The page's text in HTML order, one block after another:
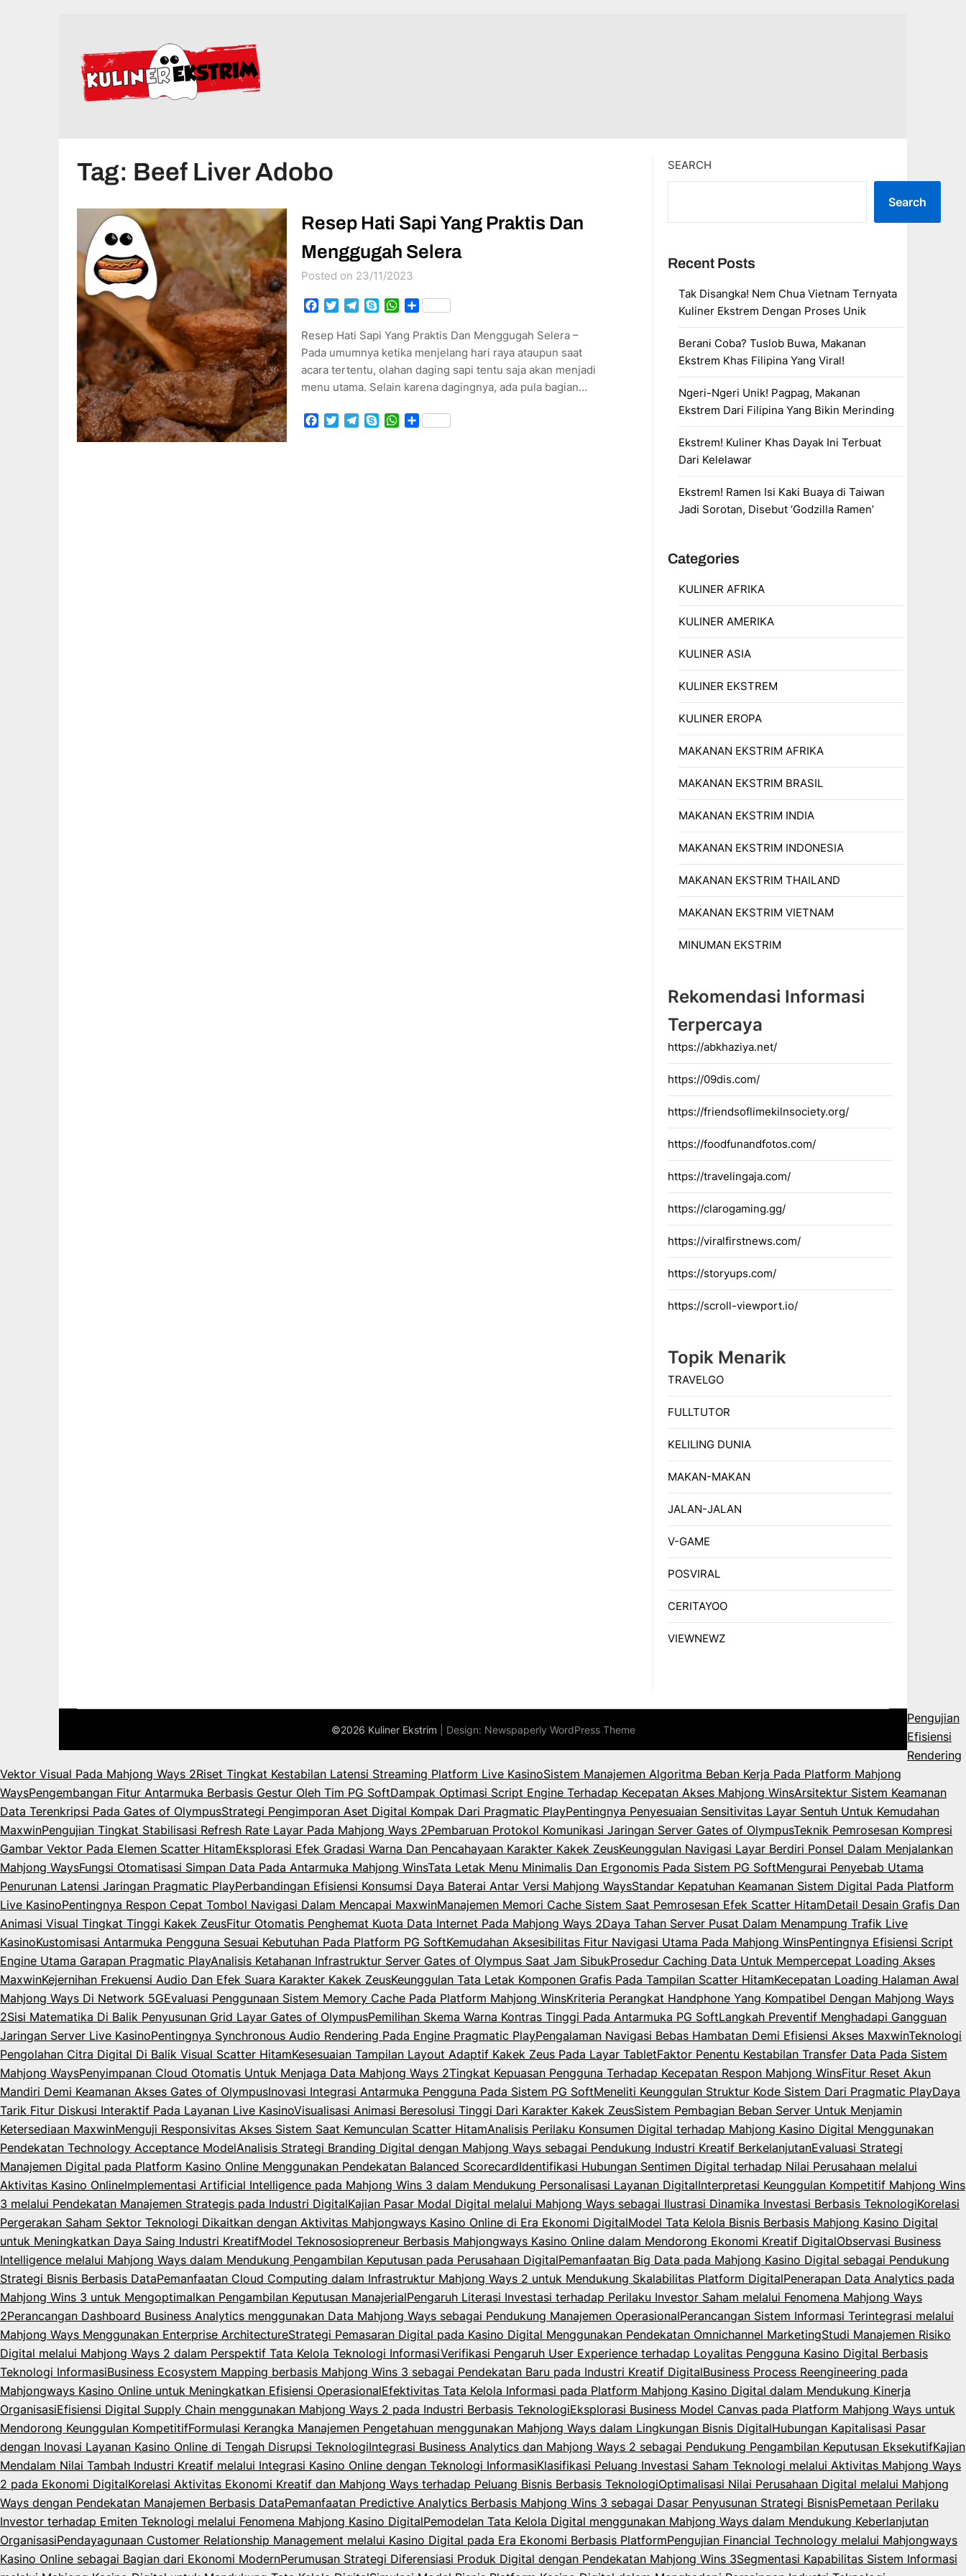
Tag: Beef Liver Adobo
Resep Hati Sapi Yang Praktis Dan
Menggugah Selera
Posted on 23/11/2023
Facebook
TwitterTelegram
SkypeWhatsApp
Share
Resep Hati Sapi Yang Praktis Dan Menggugah Selera –
Pada umumnya ketika menjelang hari raya ataupun saat
acara tertentu, olahan daging sapi tentu saja akan menjadi
menu utama. Selain karena dagingnya, ada pula bagian…
Facebook
TwitterTelegram
SkypeWhatsApp
Share
SEARCH
Search
Recent Posts
Tak Disangka! Nem Chua Vietnam Ternyata
Kuliner Ekstrem Dengan Proses Unik
Berani Coba? Tuslob Buwa, Makanan
Ekstrem Khas Filipina Yang Viral!
Ngeri-Ngeri Unik! Pagpag, Makanan
Ekstrem Dari Filipina Yang Bikin Merinding
Ekstrem! Kuliner Khas Dayak Ini Terbuat
Dari Kelelawar
Ekstrem! Ramen Isi Kaki Buaya di Taiwan
Jadi Sorotan, Disebut ‘Godzilla Ramen’
Categories
KULINER AFRIKA
KULINER AMERIKA
KULINER ASIA
KULINER EKSTREM
KULINER EROPA
MAKANAN EKSTRIM AFRIKA
MAKANAN EKSTRIM BRASIL
MAKANAN EKSTRIM INDIA
MAKANAN EKSTRIM INDONESIA
MAKANAN EKSTRIM THAILAND
MAKANAN EKSTRIM VIETNAM
MINUMAN EKSTRIM
Rekomendasi Informasi
Terpercaya
https://abkhaziya.net/
https://09dis.com/
https://friendsoflimekilnsociety.org/
https://foodfunandfotos.com/
https://travelingaja.com/
https://clarogaming.gg/
https://viralfirstnews.com/
https://storyups.com/
https://scroll-viewport.io/
Topik Menarik
TRAVELGO
FULLTUTOR
KELILING DUNIA
MAKAN-MAKAN
JALAN-JALAN
V-GAME
POSVIRAL
CERITAYOO
VIEWNEWZ
©2026 Kuliner Ekstrim | Design: Newspaperly WordPress Theme
Pengujian
Efisiensi
Rendering
Vektor Visual Pada Mahjong Ways 2Riset Tingkat Kestabilan Latensi Streaming Platform Live KasinoSistem Manajemen Algoritma Beban Kerja Pada Platform Mahjong
WaysPengembangan Fitur Antarmuka Berbasis Gestur Oleh Tim PG SoftDampak Optimasi Script Engine Terhadap Kecepatan Akses Mahjong WinsArsitektur Sistem Keamanan
Data Terenkripsi Pada Gates of OlympusStrategi Pengimporan Aset Digital Kompak Dari Pragmatic PlayPentingnya Penyesuaian Sensitivitas Layar Sentuh Untuk Kemudahan
MaxwinPengujian Tingkat Stabilisasi Refresh Rate Layar Pada Mahjong Ways 2Pembaruan Protokol Komunikasi Jaringan Server Gates of OlympusTeknik Pemrosesan Kompresi
Gambar Vektor Pada Elemen Scatter HitamEksplorasi Efek Gradasi Warna Dan Pencahayaan Karakter Kakek ZeusKeunggulan Navigasi Layar Berdiri Ponsel Dalam Menjalankan
Mahjong WaysFungsi Otomatisasi Simpan Data Pada Antarmuka Mahjong WinsTata Letak Menu Minimalis Dan Ergonomis Pada Sistem PG SoftMengurai Penyebab Utama
Penurunan Latensi Jaringan Pragmatic PlayPerbandingan Efisiensi Konsumsi Daya Baterai Antar Versi Mahjong WaysStandar Kepatuhan Keamanan Sistem Digital Pada Platform
Live KasinoPentingnya Respon Cepat Tombol Navigasi Dalam Mencapai MaxwinManajemen Memori Cache Sistem Saat Pemrosesan Efek Scatter HitamDetail Desain Grafis Dan
Animasi Visual Tingkat Tinggi Kakek ZeusFitur Otomatis Penghemat Kuota Data Internet Pada Mahjong Ways 2Daya Tahan Server Pusat Dalam Menampung Trafik Live
KasinoKustomisasi Antarmuka Pengguna Sesuai Kebutuhan Pada Platform PG SoftKemudahan Aksesibilitas Fitur Navigasi Utama Pada Mahjong WinsPentingnya Efisiensi Script
Engine Utama Garapan Pragmatic PlayAnalisis Ketahanan Infrastruktur Server Gates of Olympus Saat Jam SibukProsedur Caching Data Untuk Mempercepat Loading Akses
MaxwinKejernihan Frekuensi Audio Dan Efek Suara Karakter Kakek ZeusKeunggulan Tata Letak Komponen Grafis Pada Tampilan Scatter HitamKecepatan Loading Halaman Awal
Mahjong Ways Di Network 5GEvaluasi Penggunaan Sistem Memory Cache Pada Platform Mahjong WinsKriteria Perangkat Handphone Yang Kompatibel Dengan Mahjong Ways
2Sisi Matematika Di Balik Penyusunan Grid Layar Gates of OlympusPemilihan Skema Warna Kontras Tinggi Pada Antarmuka PG SoftLangkah Preventif Menghadapi Gangguan
Jaringan Server Live KasinoPentingnya Synchronous Audio Rendering Pada Engine Pragmatic PlayPengalaman Navigasi Bebas Hambatan Demi Efisiensi Akses MaxwinTeknologi
Pengolahan Citra Digital Di Balik Visual Scatter HitamKesesuaian Tampilan Layout Adaptif Kakek Zeus Pada Layar TabletFaktor Penentu Kestabilan Transfer Data Pada Sistem
Mahjong WaysPenyimpanan Cloud Otomatis Untuk Menjaga Data Mahjong Ways 2Tingkat Kepuasan Pengguna Terhadap Kecepatan Respon Mahjong WinsFitur Reset Akun
Mandiri Demi Keamanan Akses Gates of OlympusInovasi Integrasi Antarmuka Pengguna Pada Sistem PG SoftMeneliti Keunggulan Struktur Kode Sistem Dari Pragmatic PlayDaya
Tarik Fitur Diskusi Interaktif Pada Layanan Live KasinoVisualisasi Animasi Beresolusi Tinggi Dari Karakter Kakek ZeusSistem Pembagian Beban Server Untuk Menjamin
Ketersediaan MaxwinMenguji Responsivitas Akses Sistem Saat Kemunculan Scatter HitamAnalisis Perilaku Konsumen Digital terhadap Mahjong Kasino Digital Menggunakan
Pendekatan Technology Acceptance ModelAnalisis Strategi Branding Digital dengan Mahjong Ways sebagai Pendukung Industri Kreatif BerkelanjutanEvaluasi Strategi
Manajemen Digital pada Platform Kasino Online Menggunakan Pendekatan Balanced ScorecardIdentifikasi Hubungan Sentimen Digital terhadap Nilai Perusahaan melalui
Aktivitas Kasino OnlineImplementasi Artificial Intelligence pada Mahjong Wins 3 dalam Mendukung Personalisasi Layanan DigitalInterpretasi Keunggulan Kompetitif Mahjong Wins
3 melalui Pendekatan Manajemen Strategis pada Industri DigitalKajian Pasar Modal Digital melalui Mahjong Ways sebagai Ilustrasi Dinamika Investasi Berbasis TeknologiKorelasi
Pergerakan Saham Sektor Teknologi Dikaitkan dengan Aktivitas Mahjongways Kasino Online di Era Ekonomi DigitalModel Tata Kelola Bisnis Berbasis Mahjong Kasino Digital
untuk Meningkatkan Daya Saing Industri KreatifModel Teknososiopreneur Berbasis Mahjongways Kasino Online dalam Mendorong Ekonomi Kreatif DigitalObservasi Business
Intelligence melalui Mahjong Ways dalam Mendukung Pengambilan Keputusan pada Perusahaan DigitalPemanfaatan Big Data pada Mahjong Kasino Digital sebagai Pendukung
Strategi Bisnis Berbasis DataPemanfaatan Cloud Computing dalam Infrastruktur Mahjong Ways 2 untuk Mendukung Skalabilitas Platform DigitalPenerapan Data Analytics pada
Mahjong Wins 3 untuk Mengoptimalkan Pengambilan Keputusan ManajerialPengaruh Literasi Investasi terhadap Perilaku Investor Saham melalui Fenomena Mahjong Ways
2Perancangan Dashboard Business Analytics menggunakan Data Mahjong Ways sebagai Pendukung Manajemen OperasionalPerancangan Sistem Informasi Terintegrasi melalui
Mahjong Ways Menggunakan Enterprise ArchitectureStrategi Pemasaran Digital pada Kasino Digital Menggunakan Pendekatan Omnichannel MarketingStudi Manajemen Risiko
Digital melalui Mahjong Ways 2 dalam Perspektif Tata Kelola Teknologi InformasiVerifikasi Pengaruh User Experience terhadap Loyalitas Pengguna Kasino Digital Berbasis
Teknologi InformasiBusiness Ecosystem Mapping berbasis Mahjong Wins 3 sebagai Pendekatan Baru pada Industri Kreatif DigitalBusiness Process Reengineering pada
Mahjongways Kasino Online untuk Meningkatkan Efisiensi OperasionalEfektivitas Tata Kelola Informasi pada Platform Mahjong Kasino Digital dalam Mendukung Kinerja
OrganisasiEfisiensi Digital Supply Chain menggunakan Mahjong Ways 2 pada Industri Berbasis TeknologiEksplorasi Business Model Canvas pada Platform Mahjong Ways untuk
Mendorong Keunggulan KompetitifFormulasi Kerangka Manajemen Pengetahuan menggunakan Mahjong Ways dalam Lingkungan Bisnis DigitalHubungan Kapitalisasi Pasar
dengan Inovasi Layanan Kasino Online di Tengah Disrupsi TeknologiIntegrasi Business Analytics dan Mahjong Ways 2 sebagai Pendukung Pengambilan Keputusan EksekutifKajian
Mendalam Nilai Tambah Industri Kreatif melalui Integrasi Kasino Online dengan Teknologi InformasiKlasifikasi Peluang Investasi Saham Teknologi melalui Aktivitas Mahjong Ways
2 pada Ekonomi DigitalKorelasi Aktivitas Ekonomi Kreatif dan Mahjong Ways terhadap Peluang Bisnis Berbasis TeknologiOptimalisasi Nilai Perusahaan Digital melalui Mahjong
Ways dengan Pendekatan Manajemen Berbasis DataPemanfaatan Predictive Analytics Berbasis Mahjong Wins 3 sebagai Dasar Penyusunan Strategi BisnisPemetaan Perilaku
Investor terhadap Emiten Teknologi melalui Fenomena Mahjong Kasino DigitalPemodelan Tata Kelola Digital menggunakan Mahjong Ways dalam Mendukung Keberlanjutan
OrganisasiPendayagunaan Customer Relationship Management melalui Kasino Digital pada Era Ekonomi Berbasis PlatformPengujian Financial Technology melalui Mahjongways
Kasino Online sebagai Bagian dari Ekonomi ModernPerumusan Strategi Diferensiasi Produk Digital dengan Pendekatan Mahjong Wins 3Segmentasi Kapabilitas Sistem Informasi